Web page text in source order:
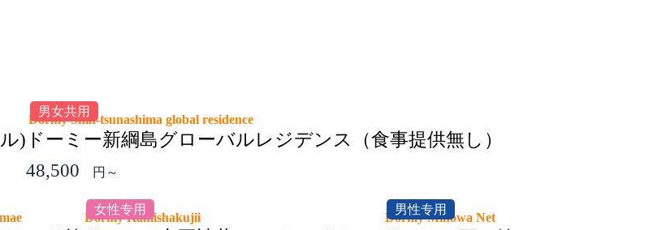
)
男女共用
Dormy Shin-tsunashima global residence
ドーミー新綱島グローバルレジデンス（食事提供無し）
48,500
円～
女性专用
Dormy Kamishakujii
男性专用
Dormy Minowa Net